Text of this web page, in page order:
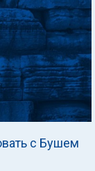
с Бушем